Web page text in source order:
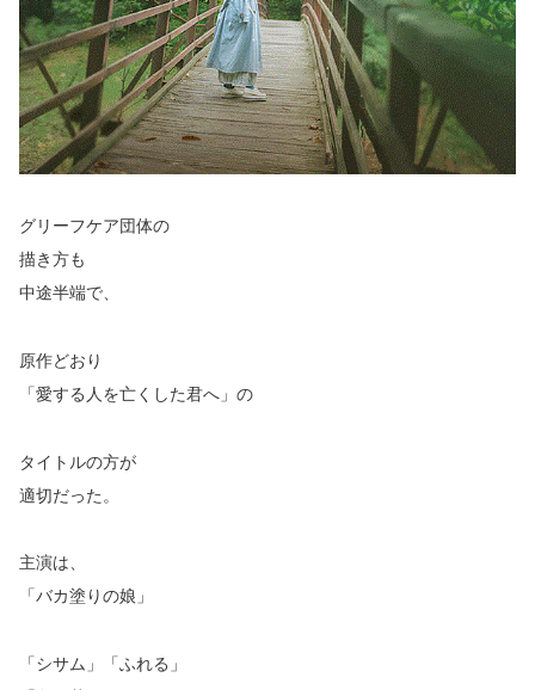
グリーフケア団体の
描き方も
中途半端で、
原作どおり
「愛する人を亡くした君へ」 の
タイトルの方が
適切だった。
主演は、
「バカ塗りの娘」
「シサム」「ふれる」